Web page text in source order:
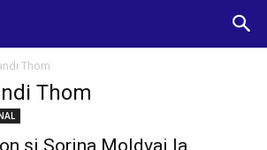
Thom
Thom
și Sorina Moldvai la